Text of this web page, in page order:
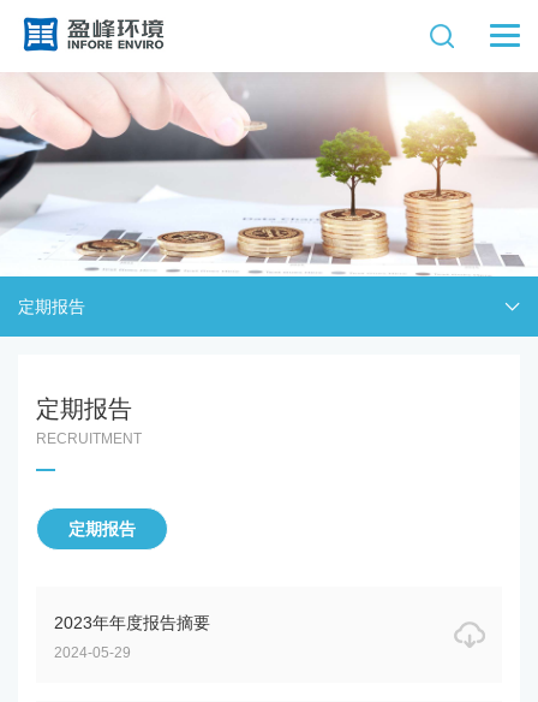
定期报告
定期报告
RECRUITMENT
定期报告
2024-05-29
2023年年度报告摘要